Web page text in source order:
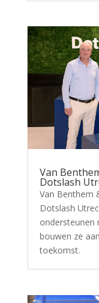
Van
Dotslash
Van Benthem
Dotslash
ondersteunen
bouwen ze
toekomst.